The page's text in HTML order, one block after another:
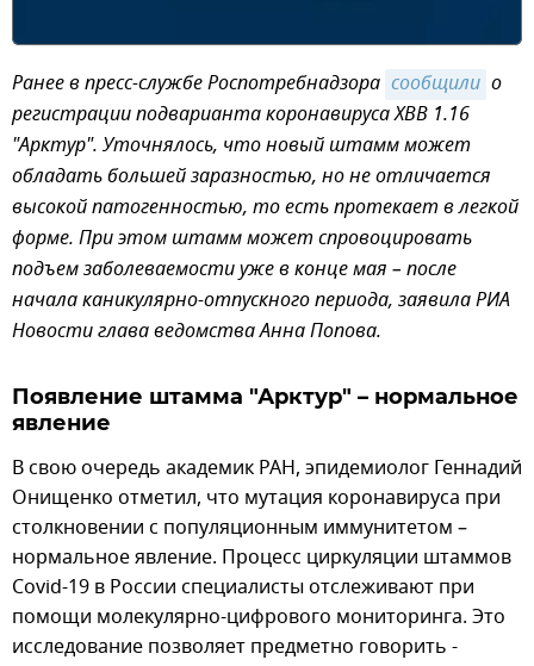
Ранее в пресс-службе Роспотребнадзора сообщили о
регистрации подварианта коронавируса XBB 1.16
"Арктур". Уточнялось, что новый штамм может
обладать большей заразностью, но не отличается
высокой патогенностью, то есть протекает в легкой
форме. При этом штамм может спровоцировать
подъем заболеваемости уже в конце мая – после
начала каникулярно-отпускного периода, заявила РИА
Новости глава ведомства Анна Попова.
Появление штамма "Арктур" – нормальное
явление
В свою очередь академик РАН, эпидемиолог Геннадий
Онищенко отметил, что мутация коронавируса при
столкновении с популяционным иммунитетом –
нормальное явление. Процесс циркуляции штаммов
Covid-19 в России специалисты отслеживают при
помощи молекулярно-цифрового мониторинга. Это
исследование позволяет предметно говорить -